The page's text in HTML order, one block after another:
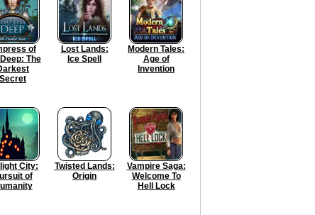
of
The
Secret
Lost Lands:
Ice Spell
Modern Tales:
Age of
Invention
City:
of
Twisted Lands:
Origin
Vampire Saga:
Welcome To
Hell Lock